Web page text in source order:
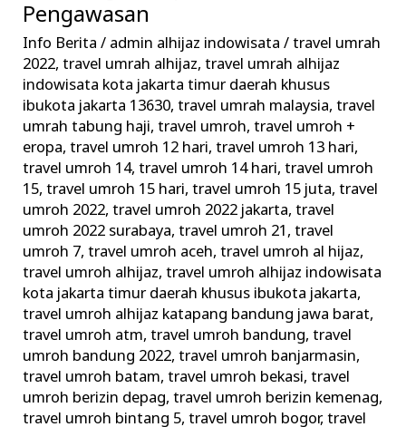
Pengawasan
Info Berita / admin alhijaz indowisata/travel umrah
2022,travel umrah alhijaz,travel umrah alhijaz
indowisata kota jakarta timur daerah khusus
ibukota jakarta 13630,travel umrah malaysia,travel
umrah tabung haji,travel umroh,travel umroh +
eropa,travel umroh 12 hari,travel umroh 13 hari,
travel umroh 14,travel umroh 14 hari,travel umroh
15,travel umroh 15 hari,travel umroh 15 juta,travel
umroh 2022,travel umroh 2022 jakarta,travel
umroh 2022 surabaya,travel umroh 21,travel
umroh 7,travel umroh aceh,travel umroh al hijaz,
travel umroh alhijaz,travel umroh alhijaz indowisata
kota jakarta timur daerah khusus ibukota jakarta,
travel umroh alhijaz katapang bandung jawa barat,
travel umroh atm,travel umroh bandung,travel
umroh bandung 2022,travel umroh banjarmasin,
travel umroh batam,travel umroh bekasi,travel
umroh berizin depag,travel umroh berizin kemenag,
travel umroh bintang 5,travel umroh bogor,travel
Dukung
Upaya
Kemenag
Memperketat
Pengawasan